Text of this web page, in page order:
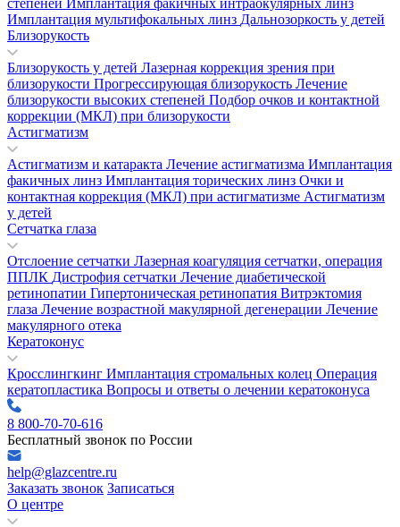
степеней Имплантация факичных интраокулярных линз
Имплантация мультифокальных линз Дальнозоркость у детей
Близорукость
Близорукость у детей Лазерная коррекция зрения при
близорукости Прогрессирующая близорукость Лечение
близорукости высоких степеней Подбор очков и контактной
коррекции (МКЛ) при близорукости
Астигматизм
Астигматизм и катаракта Лечение астигматизма Имплантация
факичных линз Имплантация торических линз Очки и
контактная коррекция (МКЛ) при астигматизме Астигматизм
у детей
Сетчатка глаза
Отслоение сетчатки Лазерная коагуляция сетчатки, операция
ППЛК Дистрофия сетчатки Лечение диабетической
ретинопатии Гипертоническая ретинопатия Витрэктомия
глаза Лечение возрастной макулярной дегенерации Лечение
макулярного отека
Кератоконус
Кросслингкинг Имплантация стромальных колец Операция
кератопластика Вопросы и ответы о лечении кератоконуса
8 800-70-70-616
Бесплатный звонок по России
help@glazcentre.ru
Заказать звонок Записаться
О центре